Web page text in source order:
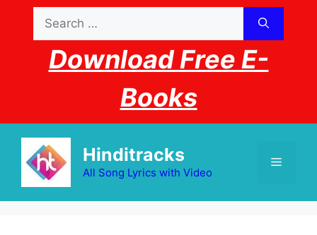
content
for:
Download Free E-
Books
Hinditracks
All Song Lyrics with Video
Menu